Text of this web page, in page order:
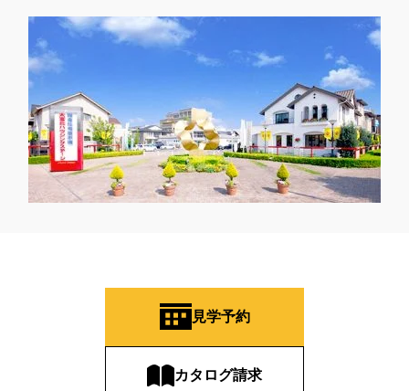
見学予約
カタログ請求